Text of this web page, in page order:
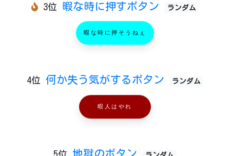
3位 暇な時に押すボタン ランダム
暇な時に押そうねぇ
4位 何か失う気がするボタン ランダム
暇人はやれ
5位 地獄のボタン